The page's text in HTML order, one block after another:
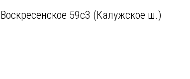
59с3 (Калужское ш.)